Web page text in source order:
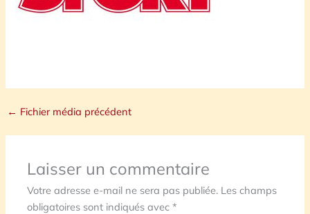
← Fichier média précédent
Laisser un commentaire
Votre adresse e-mail ne sera pas publiée. Les champs
obligatoires sont indiqués avec*